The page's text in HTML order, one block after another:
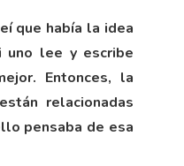
que había la idea
uno lee y escribe
Entonces, la
relacionadas
pensaba de esa